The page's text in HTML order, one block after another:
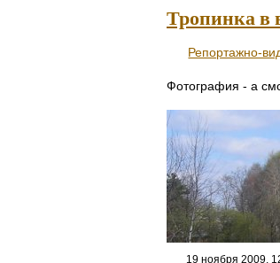
Тропинка в
Репортажно-
Фотография - а
19 ноября 2009,